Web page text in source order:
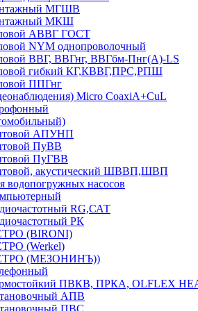
МГШВ
МКШ
АВВГ ГОСТ
NYM однопроволочный
ВВГ, ВВГнг, ВВГбм-Пнг(А)-LS
гибкий КГ,КВВГ,ПРС,РПШ
ППГнг
Micro CoaxiA+CuL
АПУНП
ПуВВ
ПуГВВ
акустический ШВВП,ШВП
водопогружных насосов
RG,САТ
РК
(BIRONI)
(Werkel)
(МЕЗОНИНЪ))
ПВКВ, ПРКА, OLFLEX
АПВ